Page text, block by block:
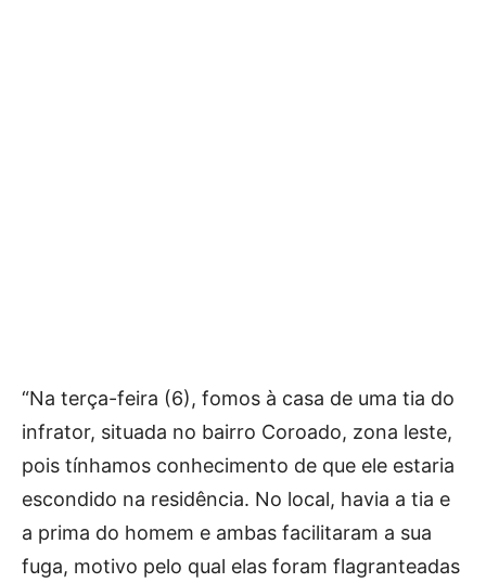
“Na terça-feira (6), fomos à casa de uma tia do
infrator, situada no bairro Coroado, zona leste,
pois tínhamos conhecimento de que ele estaria
escondido na residência. No local, havia a tia e
a prima do homem e ambas facilitaram a sua
fuga, motivo pelo qual elas foram flagranteadas